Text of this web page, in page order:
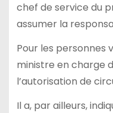
chef de service du
assumer la
Pour les personnes
ministre en charge
l’autorisation de
Il a, par ailleurs,